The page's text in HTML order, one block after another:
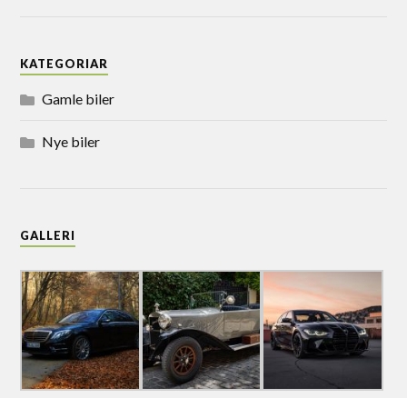
KATEGORIAR
Gamle biler
Nye biler
GALLERI